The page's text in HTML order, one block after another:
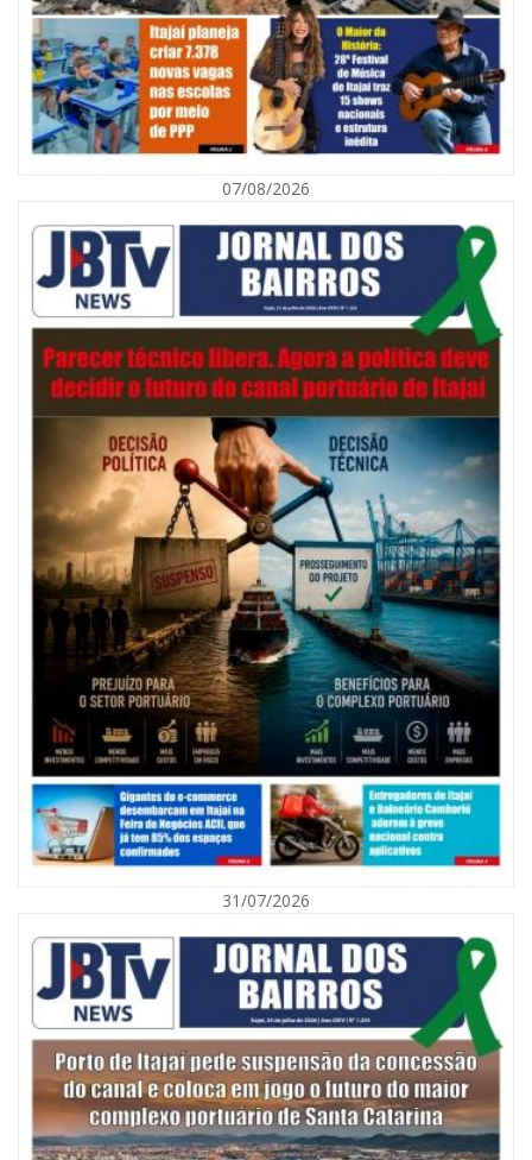
Defesa Civil orienta população sobre descarte correto de lixo para
prevenir alagamentos
NAVEGANTES
08/08/2026 | 07:00
Agosto Laranja mobiliza Navegantes com ações de prevenção de
deficiências e inclusão social
BALNEÁRIO CAMBORIÚ
07/08/2026
31/07/2026